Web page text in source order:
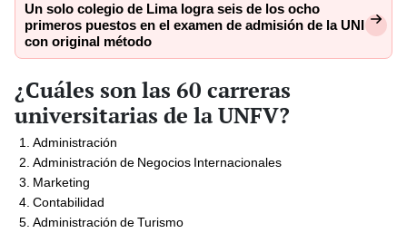
Un solo colegio de Lima logra seis de los ocho
primeros puestos en el examen de admisión de la UNI
con original método
¿Cuáles son las 60 carreras
universitarias de la UNFV?
Administración
Administración de Negocios Internacionales
Marketing
Contabilidad
Administración de Turismo